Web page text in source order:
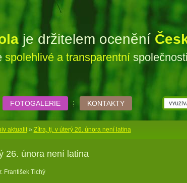
je držitelem ocenění
spolehlivé a transparentní společnosti
FOTOGALERIE KONTAKTY
aktualit» Zítra, tj. v úterý 26. února není latina
26. února není latina
František Tichý